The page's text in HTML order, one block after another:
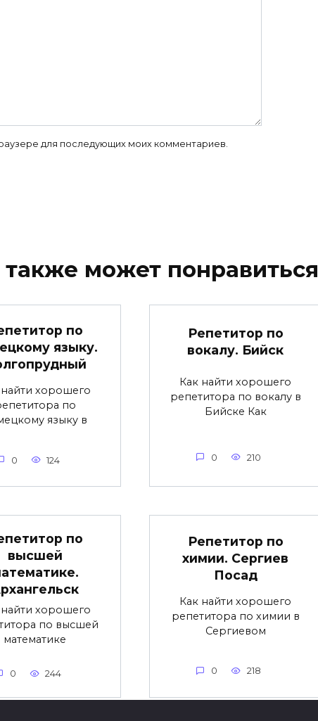
для последующих моих комментариев.
может понравиться
по
языку.
хорошего
по
языку в
0 124
Репетитор по
вокалу. Бийск
Как найти хорошего
репетитора по вокалу в
Бийске Как
0 210
по
высшей
хорошего
по высшей
математике
0 244
Репетитор по
химии. Сергиев
Посад
Как найти хорошего
репетитора по химии в
Сергиевом
0 218